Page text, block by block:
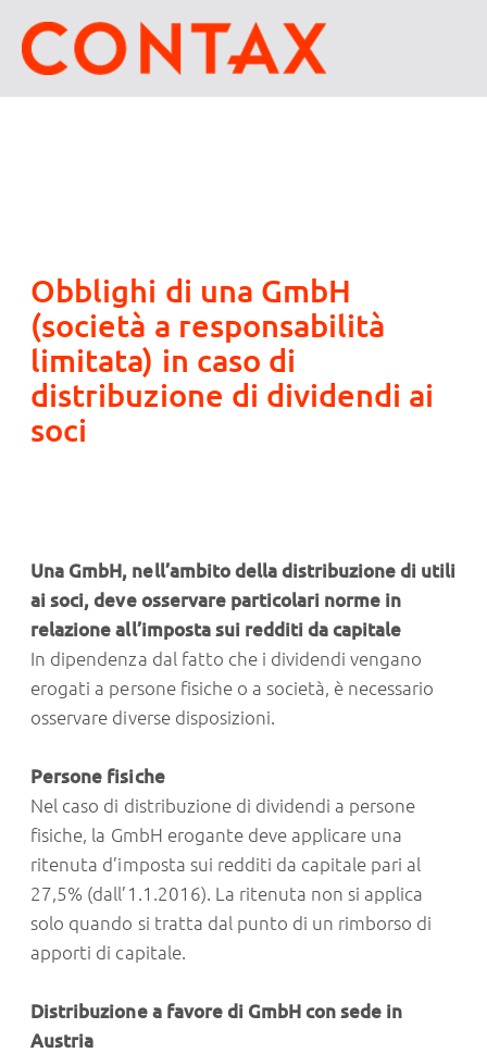
Obblighi di una GmbH
(società a responsabilità
limitata) in caso di
distribuzione di dividendi ai
soci
Una GmbH, nell’ambito della distribuzione di utili
ai soci, deve osservare particolari norme in
relazione all’imposta sui redditi da capitale
In dipendenza dal fatto che i dividendi vengano
erogati a persone fisiche o a società, è necessario
osservare diverse disposizioni.
Persone fisiche
Nel caso di distribuzione di dividendi a persone
fisiche, la GmbH erogante deve applicare una
ritenuta d’imposta sui redditi da capitale pari al
27,5% (dall’1.1.2016). La ritenuta non si applica
solo quando si tratta dal punto di un rimborso di
apporti di capitale.
Distribuzione a favore di GmbH con sede in
Austria